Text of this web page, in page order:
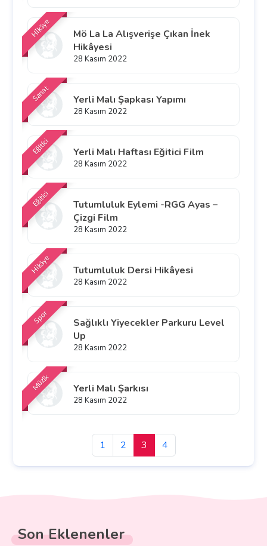
Hikâye
Mö La La Alışverişe Çıkan İnek
Hikâyesi
28 Kasım 2022
Sanat Yerli Malı Şapkası Yapımı
28 Kasım 2022
Eğitici Yerli Malı Haftası Eğitici Film
28 Kasım 2022
Eğitici
Tutumluluk Eylemi -RGG Ayas –
Çizgi Film
28 Kasım 2022
Hikâye Tutumluluk Dersi Hikâyesi
28 Kasım 2022
Spor
Sağlıklı Yiyecekler Parkuru Level
Up
28 Kasım 2022
Müzik Yerli Malı Şarkısı
28 Kasım 2022
1 2 3 4
Son Eklenenler